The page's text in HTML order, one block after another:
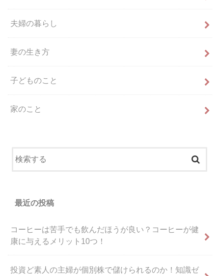
夫婦の暮らし
妻の生き方
子どものこと
家のこと
最近の投稿
コーヒーは苦手でも飲んだほうが良い？コーヒーが健
康に与えるメリット10つ！
投資ど素人の主婦が個別株で儲けられるのか！知識ゼ